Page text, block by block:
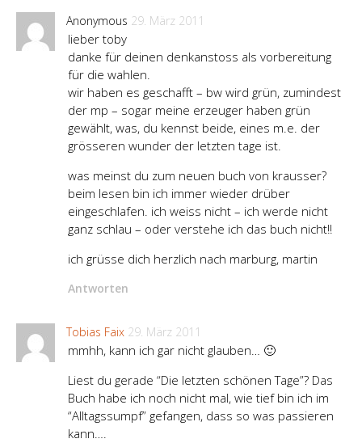
Anonymous 29. März 2011
lieber toby
danke für deinen denkanstoss als vorbereitung
für die wahlen.
wir haben es geschafft – bw wird grün, zumindest
der mp – sogar meine erzeuger haben grün
gewählt, was, du kennst beide, eines m.e. der
grösseren wunder der letzten tage ist.
was meinst du zum neuen buch von krausser?
beim lesen bin ich immer wieder drüber
eingeschlafen. ich weiss nicht – ich werde nicht
ganz schlau – oder verstehe ich das buch nicht!!
ich grüsse dich herzlich nach marburg, martin
Antworten
Tobias Faix 29. März 2011
mmhh, kann ich gar nicht glauben… 🙂
Liest du gerade “Die letzten schönen Tage”? Das
Buch habe ich noch nicht mal, wie tief bin ich im
“Alltagssumpf” gefangen, dass so was passieren
kann….